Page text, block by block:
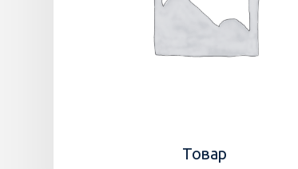
Товар